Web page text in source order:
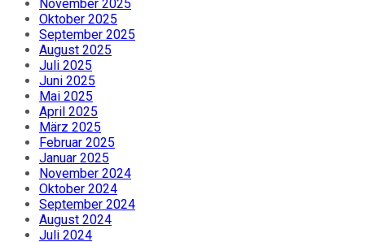
November 2025
Oktober 2025
September 2025
August 2025
Juli 2025
Juni 2025
Mai 2025
April 2025
März 2025
Februar 2025
Januar 2025
November 2024
Oktober 2024
September 2024
August 2024
Juli 2024